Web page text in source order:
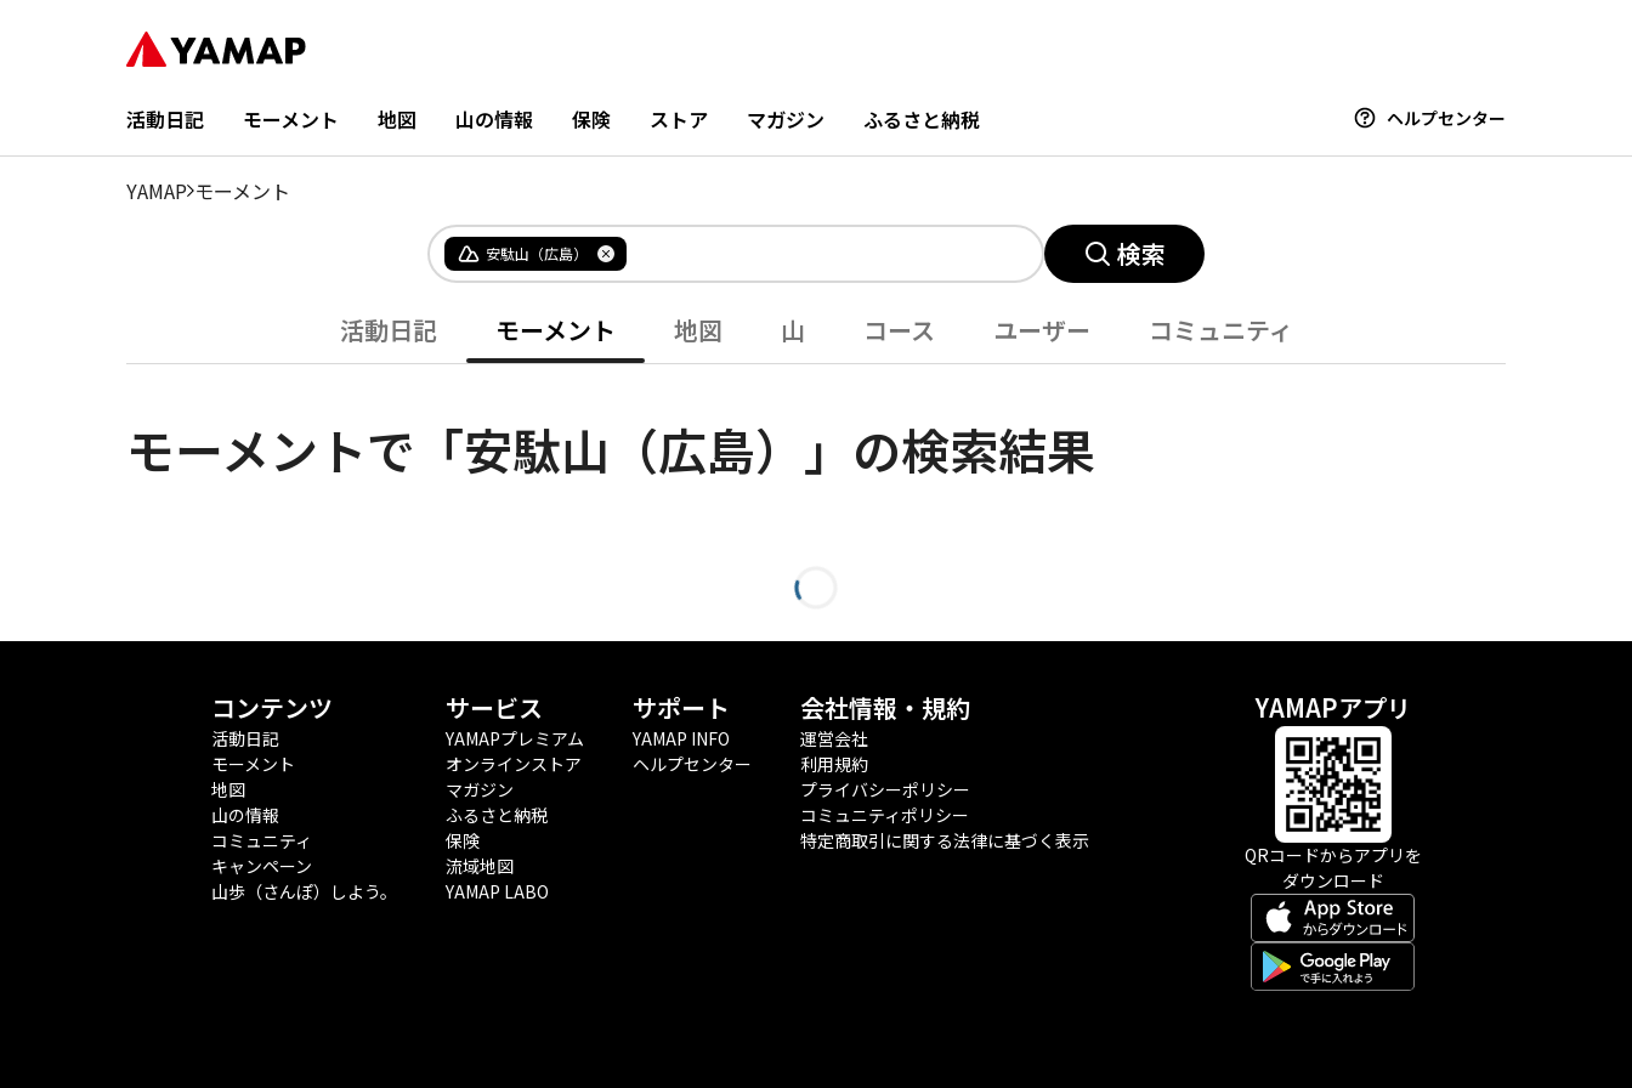
活動日記 モーメント 地図 山の情報 保険 ストア マガジン ふるさと納税 ヘルプセンター
YAMAP モーメント
安駄山（広島） 検索
活動日記 モーメント 地図 山 コース ユーザー コミュニティ
モーメントで「安駄山（広島）」の検索結果
コンテンツ
活動日記
モーメント
地図
山の情報
コミュニティ
キャンペーン
山歩（さんぽ）しよう。
サービス
YAMAPプレミアム
オンラインストア
マガジン
ふるさと納税
保険
流域地図
YAMAP LABO
サポート
YAMAP INFO
ヘルプセンター
会社情報・規約
運営会社
利用規約
プライバシーポリシー
コミュニティポリシー
特定商取引に関する法律に基づく表示
YAMAPアプリ
QRコードからアプリを
ダウンロード